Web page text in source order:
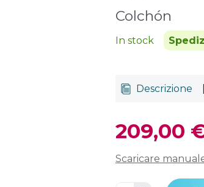
Colchón
In stock
Descrizione
209,00
Scaricare